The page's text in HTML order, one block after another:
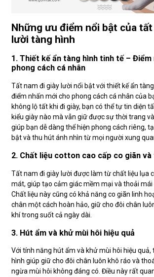
Những ưu điểm nổi bật của
lười tàng hình
1. Thiết kế ẩn tàng hình tinh tế – Điểm
phong cách cá nhân
Tất nam đi giày lười nổi bật với thiết kế ẩn
điểm nhấn mới cho phong cách cá nhân của
không lộ tất khi đi giày, bạn có thể tự tin diện
kiểu giày nào mà vẫn giữ được sự thời trang
giúp bạn dễ dàng thể hiện phong cách riêng,
bật và thu hút ánh nhìn từ mọi người xung
2. Chất liệu cotton cao cấp co giãn
Tất nam đi giày lười được làm từ chất liệu lụa
mát, giúp tạo cảm giác mềm mại và thoải mái
Chất liệu này cũng có khả năng co giãn linh
chân một cách hoàn hảo, giữ cho đôi chân
khí trong suốt cả ngày dài.
3. Hút ẩm và khử mùi hôi hiệu quả
Với tính năng hút ẩm và khử mùi hôi hiệu
hình giúp giữ cho đôi chân luôn khô ráo và
ngừa mùi hôi không đáng có. Điều này rất